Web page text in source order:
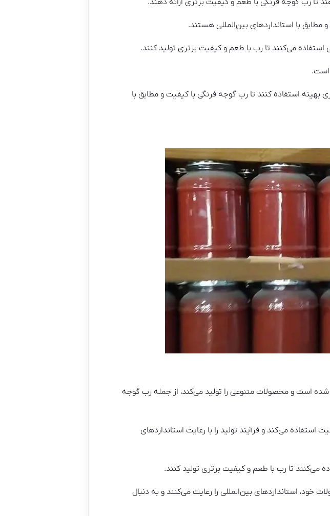
تا رب گوجه فرنگی با طعم و کیفیت برتری ارائه دهند.
با استانداردهای بین‌المللی هستند.
می‌کنند تا رب با طعم و کیفیت برتری تولید کنند.
است.
بهینه استفاده کنند تا رب گوجه فرنگی با کیفیت و مطابق با
است و محصولات متنوعی را تولید می‌کند، از جمله رب گوجه
استفاده می‌کند و فرآیند تولید را با رعایت استانداردهای
می‌کنند تا رب با طعم و کیفیت برتری تولید کنند.
خود، استانداردهای بین‌المللی را رعایت می‌کنند و به دنبال